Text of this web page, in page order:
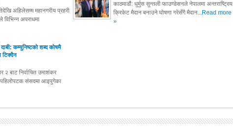
अहिलेसम्म महानगरीय प्रहरी
विभिन्न अपराधमा
काठमाडौं: धुर्मुस सुन्तली फाउण्डेसनले नेपालमा अन्तराष्ट्रिय
क्रिकेट मैदान बनाउने घोषणा गरेसँगै मैदान...Read more
»
कम्युनिष्टको शब्द कोषमै
टिक्दैन
२ बाट निर्वाचित उमाशंकर
पहिलोपटक संसदमा आइपुगेका